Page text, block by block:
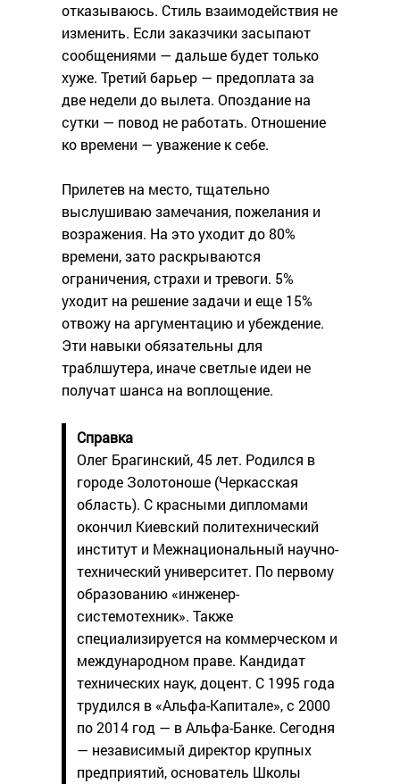
отказываюсь. Стиль взаимодействия не
изменить. Если заказчики засыпают
сообщениями — дальше будет только
хуже. Третий барьер — предоплата за
две недели до вылета. Опоздание на
сутки — повод не работать. Отношение
ко времени — уважение к себе.
Прилетев на место, тщательно
выслушиваю замечания, пожелания и
возражения. На это уходит до 80%
времени, зато раскрываются
ограничения, страхи и тревоги. 5%
уходит на решение задачи и еще 15%
отвожу на аргументацию и убеждение.
Эти навыки обязательны для
траблшутера, иначе светлые идеи не
получат шанса на воплощение.
Справка
Олег Брагинский, 45 лет. Родился в
городе Золотоноше (Черкасская
область). С красными дипломами
окончил Киевский политехнический
институт и Межнациональный научно-
технический университет. По первому
образованию «инженер-
системотехник». Также
специализируется на коммерческом и
международном праве. Кандидат
технических наук, доцент. С 1995 года
трудился в «Альфа-Капитале», с 2000
по 2014 год — в Альфа-Банке. Сегодня
— независимый директор крупных
предприятий, основатель Школы